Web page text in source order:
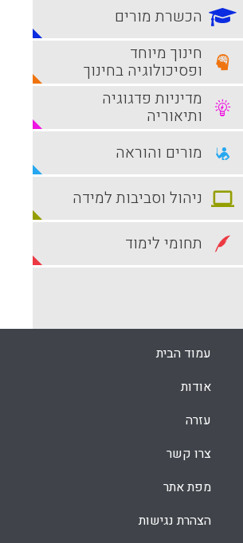
הכשרת מורים
חינוך מיוחד
ופסיכולוגיה בחינוך
מדיניות פדגוגיה
ותיאוריה
מורים והוראה
ניהול וסביבות למידה
תחומי לימוד
עמוד הבית
אודות
עזרה
צרו קשר
מפת אתר
הצהרת נגישות